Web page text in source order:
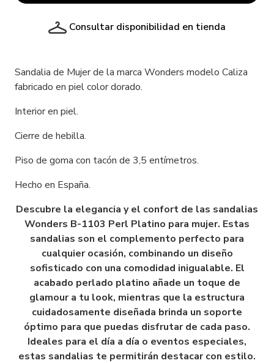
Consultar disponibilidad en tienda
Sandalia de Mujer de la marca Wonders modelo Caliza
fabricado en piel color dorado.
Interior en piel.
Cierre de hebilla.
Piso de goma con tacón de 3,5 entímetros.
Hecho en España.
Descubre la elegancia y el confort de las sandalias
Wonders B-1103 Perl Platino para mujer. Estas
sandalias son el complemento perfecto para
cualquier ocasión, combinando un diseño
sofisticado con una comodidad inigualable. El
acabado perlado platino añade un toque de
glamour a tu look, mientras que la estructura
cuidadosamente diseñada brinda un soporte
óptimo para que puedas disfrutar de cada paso.
Ideales para el día a día o eventos especiales,
estas sandalias te permitirán destacar con estilo.